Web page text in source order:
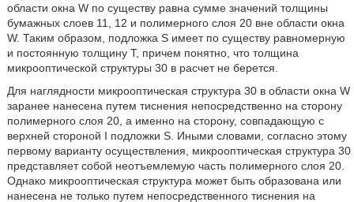
области окна W по существу равна сумме значений толщины
бумажных слоев 11, 12 и полимерного слоя 20 вне области окна
W. Таким образом, подложка S имеет по существу равномерную
и постоянную толщину Т, причем понятно, что толщина
микрооптической структуры 30 в расчет не берется.
Для наглядности микрооптическая структура 30 в области окна W
заранее нанесена путем тиснения непосредственно на сторону
полимерного слоя 20, а именно на сторону, совпадающую с
верхней стороной I подложки S. Иными словами, согласно этому
первому варианту осуществления, микрооптическая структура 30
представляет собой неотъемлемую часть полимерного слоя 20.
Однако микрооптическая структура может быть образована или
нанесена не только путем непосредственного тиснения на